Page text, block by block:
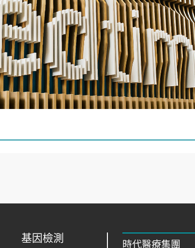
基因檢測
時代醫療集團